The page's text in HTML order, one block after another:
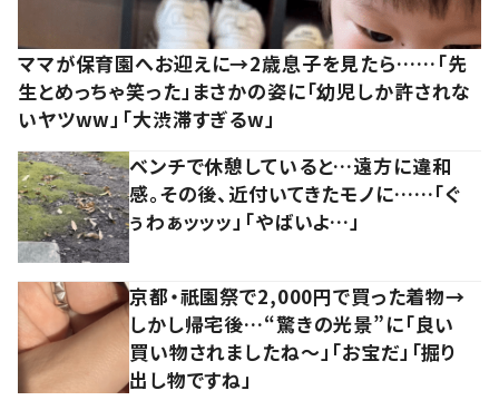
ママが保育園へお迎えに→2歳息子を見たら……「先
生とめっちゃ笑った」まさかの姿に「幼児しか許されな
いヤツww」「大渋滞すぎるw」
ベンチで休憩していると…遠方に違和
感。その後、近付いてきたモノに……「ぐ
ぅわぁッッッ」「やばいよ…」
京都・祇園祭で2,000円で買った着物→
しかし帰宅後…“驚きの光景”に「良い
買い物されましたね～」「お宝だ」「掘り
出し物ですね」